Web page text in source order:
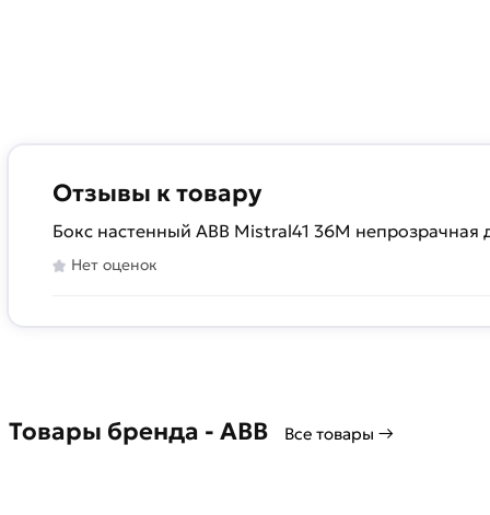
Отзывы к товару
Бокс настенный ABB Mistral41 36М
Нет оценок
Товары бренда - ABB Все товары →